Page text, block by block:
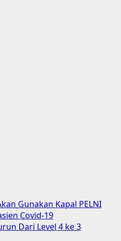
Gunakan Kapal PELNI
Covid-19
Dari Level 4 ke 3